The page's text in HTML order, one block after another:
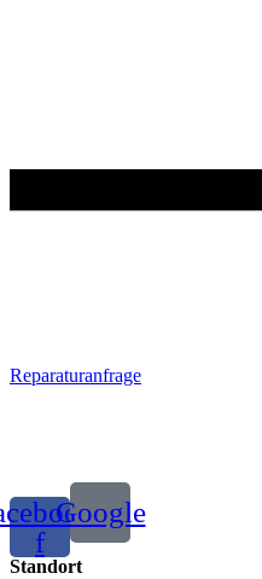
Reparaturanfrage
f
Google
Standort